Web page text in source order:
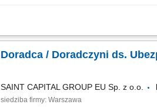
Opis stanowiska: Kompleksowa obsługa
Doradca / Doradczyni ds.
SAINT CAPITAL GROUP EU Sp. z o.o.
siedziba firmy: Warszawa